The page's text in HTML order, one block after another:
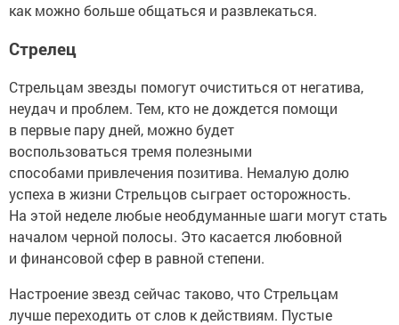
как можно больше общаться и развлекаться.
Стрелец
Стрельцам звезды помогут очиститься от негатива,
неудач и проблем. Тем, кто не дождется помощи
в первые пару дней, можно будет
воспользоваться тремя полезными
способами привлечения позитива. Немалую долю
успеха в жизни Стрельцов сыграет осторожность.
На этой неделе любые необдуманные шаги могут стать
началом черной полосы. Это касается любовной
и финансовой сфер в равной степени.
Настроение звезд сейчас таково, что Стрельцам
лучше переходить от слов к действиям. Пустые